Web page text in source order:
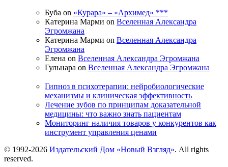
Буба on «Курара» – «Архимед» ***
Катерина Марми on Вселенная Александра
Эгромжана
Катерина Марми on Вселенная Александра
Эгромжана
Елена on Вселенная Александра Эгромжана
Гульнара on Вселенная Александра Эгромжана
Гипноз в психотерапии: нейробиологические
механизмы и клиническая эффективность
Лечение зубов по принципам доказательной
медицины: что важно знать пациентам
Мониторинг наличия товаров у конкурентов как
инструмент управления ценами
© 1992-2026 Издательский Дом «Новый Взгляд». All rights
reserved.